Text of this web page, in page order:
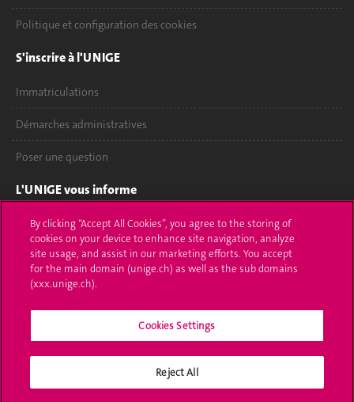
Politique et configuration des cookies
S'inscrire à l'UNIGE
Immatriculations
Démarches administratives
Poser une question
L'UNIGE vous informe
UNIGE Mobile
Médias
Offres d'emploi
Calendrier académique
Médias sociaux UNIGE
By clicking “Accept All Cookies”, you agree to the storing of
cookies on your device to enhance site navigation, analyze
site usage, and assist in our marketing efforts. You accept
for the main domain (unige.ch) as well as the sub domains
(xxx.unige.ch).
Cookies Settings
Reject All